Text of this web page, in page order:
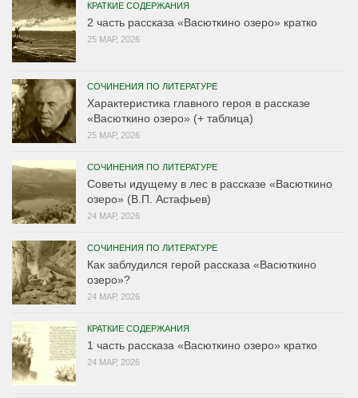
КРАТКИЕ СОДЕРЖАНИЯ
2 часть рассказа «Васюткино озеро» кратко
25 МАР, 2026
СОЧИНЕНИЯ ПО ЛИТЕРАТУРЕ
Характеристика главного героя в рассказе
«Васюткино озеро» (+ таблица)
25 МАР, 2026
СОЧИНЕНИЯ ПО ЛИТЕРАТУРЕ
Советы идущему в лес в рассказе «Васюткино
озеро» (В.П. Астафьев)
24 МАР, 2026
СОЧИНЕНИЯ ПО ЛИТЕРАТУРЕ
Как заблудился герой рассказа «Васюткино
озеро»?
24 МАР, 2026
КРАТКИЕ СОДЕРЖАНИЯ
1 часть рассказа «Васюткино озеро» кратко
24 МАР, 2026